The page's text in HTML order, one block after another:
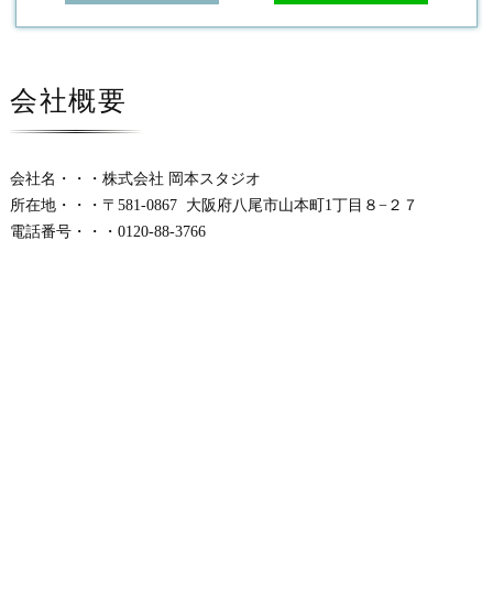
会社概要
会社名・・・株式会社 岡本スタジオ
所在地・・・〒581-0867 大阪府八尾市山本町1丁目８−２７
電話番号・・・0120-88-3766